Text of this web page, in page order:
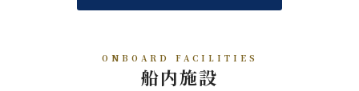
ONBOARD FACILITIES
船内施設